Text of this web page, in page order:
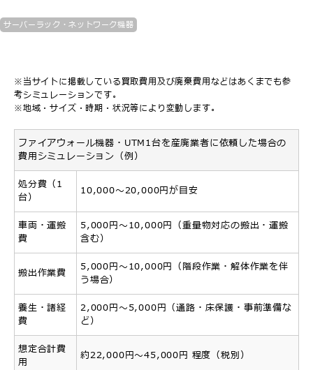
サーバーラック・ネットワーク機器
※当サイトに掲載している買取費用及び廃棄費用などはあくまでも参
考シミュレーションです。
※地域・サイズ・時期・状況等により変動します。
ファイアウォール機器・UTM1台を産廃業者に依頼した場合の
費用シミュレーション（例）
処分費（1
台）
10,000〜20,000円が目安
車両・運搬
費
5,000円～10,000円（重量物対応の搬出・運搬
含む）
搬出作業費
5,000円～10,000円（階段作業・解体作業を伴
う場合）
養生・諸経
費
2,000円～5,000円（通路・床保護・事前準備な
ど）
想定合計費
用
約22,000円〜45,000円 程度（税別）